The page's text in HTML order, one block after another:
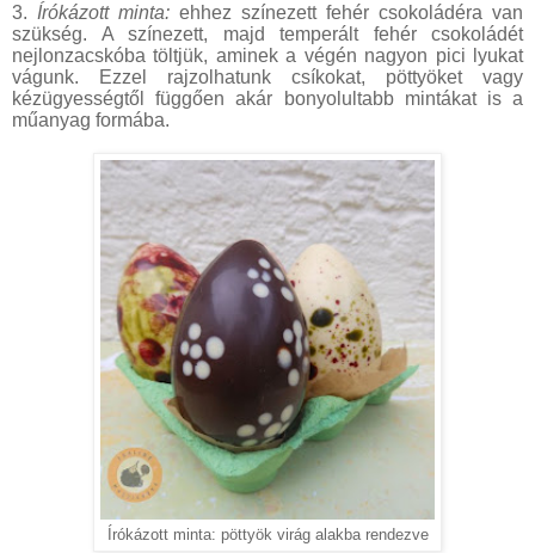
3. Írókázott minta: ehhez színezett fehér csokoládéra van
szükség. A színezett, majd temperált fehér csokoládét
nejlonzacskóba töltjük, aminek a végén nagyon pici lyukat
vágunk. Ezzel rajzolhatunk csíkokat, pöttyöket vagy
kézügyességtől függően akár bonyolultabb mintákat is a
műanyag formába.
Írókázott minta: pöttyök virág alakba rendezve